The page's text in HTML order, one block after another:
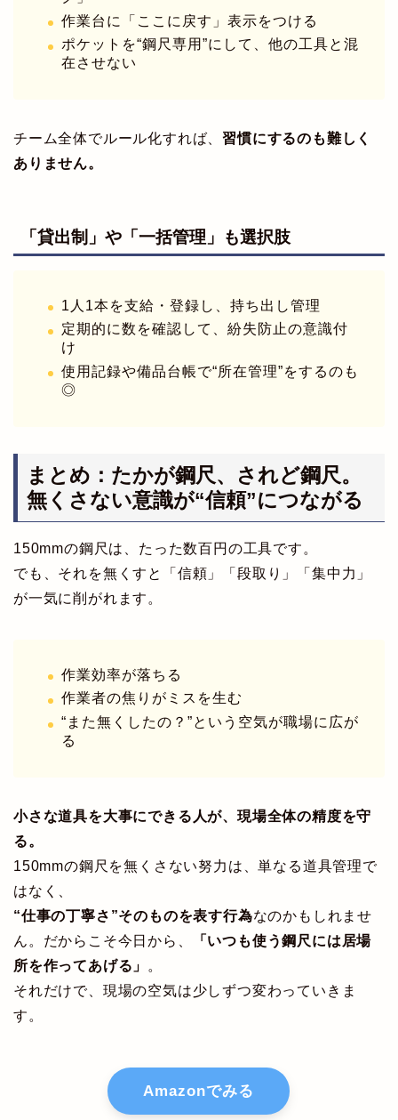
作業台に「ここに戻す」表示をつける
ポケットを“鋼尺専用”にして、他の工具と混
在させない
チーム全体でルール化すれば、習慣にするのも難しく
ありません。
「貸出制」や「一括管理」も選択肢
1人1本を支給・登録し、持ち出し管理
定期的に数を確認して、紛失防止の意識付
け
使用記録や備品台帳で“所在管理”をするのも
◎
まとめ：たかが鋼尺、されど鋼尺。
無くさない意識が“信頼”につながる
150mmの鋼尺は、たった数百円の工具です。
でも、それを無くすと「信頼」「段取り」「集中力」
が一気に削がれます。
作業効率が落ちる
作業者の焦りがミスを生む
“また無くしたの？”という空気が職場に広が
る
小さな道具を大事にできる人が、現場全体の精度を守
る。
150mmの鋼尺を無くさない努力は、単なる道具管理で
はなく、
“仕事の丁寧さ”そのものを表す行為なのかもしれませ
ん。だからこそ今日から、
「いつも使う鋼尺には居場
所を作ってあげる」
。
それだけで、現場の空気は少しずつ変わっていきま
す。
Amazonでみる